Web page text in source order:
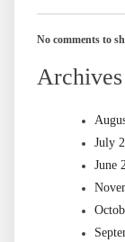
No comments to
Archives
July
June